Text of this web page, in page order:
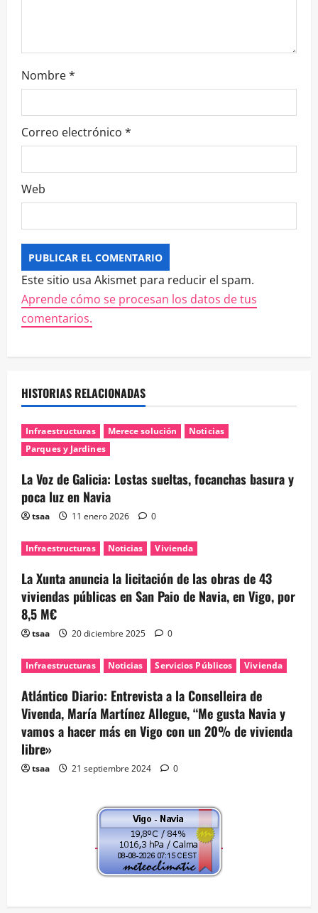
Nombre*
Correo electrónico *
Web
Este sitio usa Akismet para reducir el spam.
Aprende cómo se procesan los datos de tus
comentarios.
HISTORIAS RELACIONADAS
Infraestructuras Merece solución
Noticias
Parques y Jardines
La Voz de Galicia: Lostas sueltas, focanchas basura y
poca luz en Navia
tsaa 11 enero 2026 0
Infraestructuras Noticias Vivienda
La Xunta anuncia la licitación de las obras de 43
viviendas públicas en San Paio de Navia, en Vigo, por
8,5 M€
tsaa 20 diciembre 2025 0
Infraestructuras Noticias Servicios Públicos Vivienda
Atlántico Diario: Entrevista a la Conselleira de
Vivenda, María Martínez Allegue, “Me gusta Navia y
vamos a hacer más en Vigo con un 20% de vivienda
libre»
tsaa 21 septiembre 2024 0